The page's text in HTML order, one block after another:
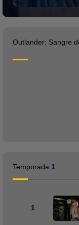
Outlander: Sangre
Temporada 1
1